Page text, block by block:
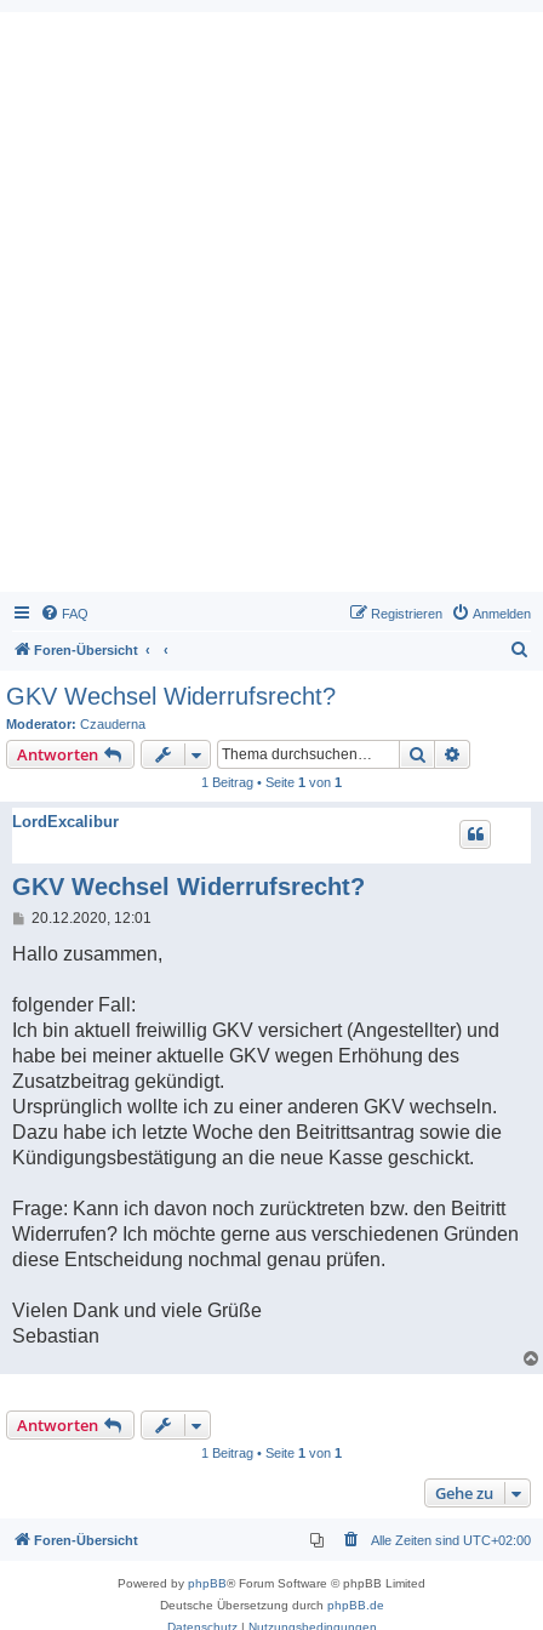
FAQ Anmelden
Registrieren
Foren-Übersicht
GKV Wechsel Widerrufsrecht?
Moderator: Czauderna
Antworten Suche
1 Beitrag • Seite 1 von 1
LordExcalibur
GKV Wechsel Widerrufsrecht?
B
i
a
g
20.12.2020, 12:01
Hallo zusammen,
folgender Fall:
Ich bin aktuell freiwillig GKV versichert (Angestellter) und
habe bei meiner aktuelle GKV wegen Erhöhung des
Zusatzbeitrag gekündigt.
Ursprünglich wollte ich zu einer anderen GKV wechseln.
Dazu habe ich letzte Woche den Beitrittsantrag sowie die
Kündigungsbestätigung an die neue Kasse geschickt.
Frage: Kann ich davon noch zurücktreten bzw. den Beitritt
Widerrufen? Ich möchte gerne aus verschiedenen Gründen
diese Entscheidung nochmal genau prüfen.
Vielen Dank und viele Grüße
Sebastian
Antworten
1 Beitrag • Seite 1 von 1
Gehe zu
Foren-Übersicht Alle Zeiten sind UTC+02:00
Powered by phpBB® Forum Software © phpBB Limited
Deutsche Übersetzung durch phpBB.de
Datenschutz| Nutzungsbedingungen